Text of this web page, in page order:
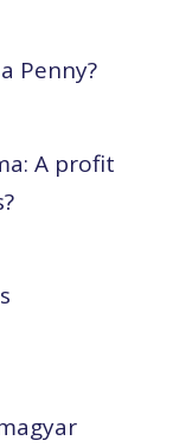
Penny?
A profit